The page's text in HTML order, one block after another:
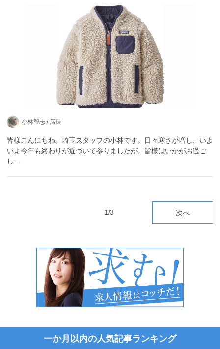
小林智志 / 店長
皆様こんにちわ。埼玉スタッフの小林です。日々寒さが増し、いよ
いよ今年も終わりが近づいて参りましたが、皆様はいかがお過ご
し…
1/3 次へ
一か月以内の人気記事ランキング